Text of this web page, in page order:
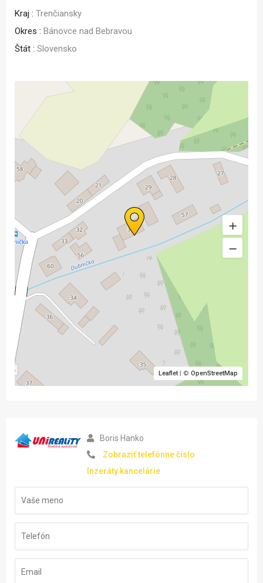
Kraj : Trenčiansky
Okres : Bánovce nad Bebravou
Štát : Slovensko
Leaflet| © OpenStreetMap
Boris Hanko
Zobraziť telefónne číslo
Inzeráty kancelárie